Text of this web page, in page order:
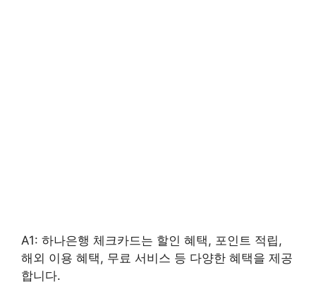
A1: 하나은행 체크카드는 할인 혜택, 포인트 적립,
해외 이용 혜택, 무료 서비스 등 다양한 혜택을 제공
합니다.